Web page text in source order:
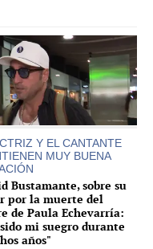
Y EL CANTANTE
MUY BUENA
Bustamante, sobre su
por la muerte del
de Paula Echevarría:
mi suegro durante
años"